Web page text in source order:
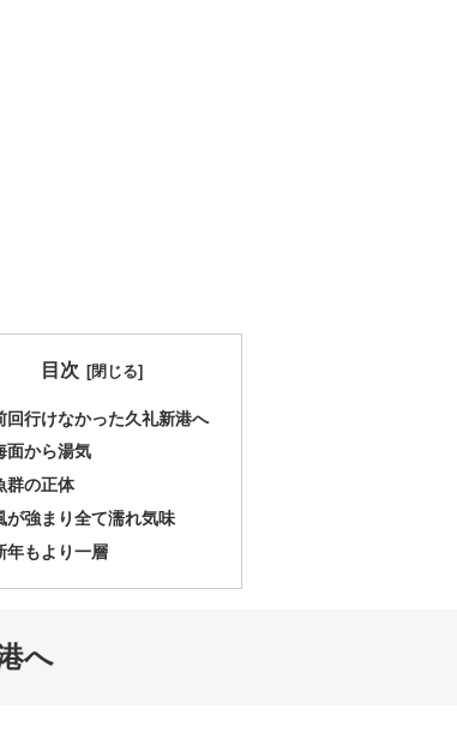
目次
回行けなかった久礼新港へ
面から湯気
群の正体
が強まり全て濡れ気味
年もより一層
へ